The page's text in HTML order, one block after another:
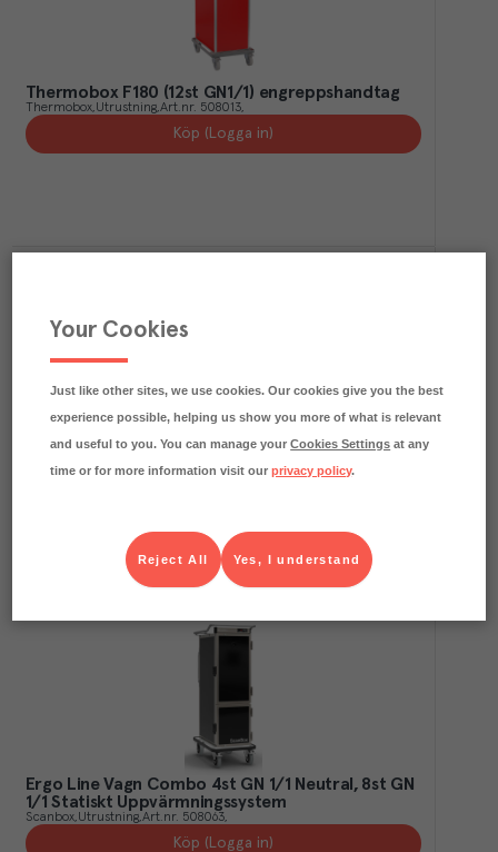
Thermobox F180 (12st GN1/1) engreppshandtag
Thermobox Utrustning Art.nr. 508013
Köp (Logga in)
Basic Line Vagn Fläktuppvärmningssystem 12st GN
Ergo Line Vagn Combo 4st GN 1/1 Neutral, 8st GN
1/1 Statiskt Uppvärmningssystem
Scanbox Utrustning Art.nr. 508063
Köp (Logga in)
Your Cookies
Just like other sites, we use cookies. Our cookies give you the best
experience possible, helping us show you more of what is relevant
and useful to you. You can manage yourCookies Settings at any
time or for more information visit ourprivacy policy.
Yes, I understand
Reject All